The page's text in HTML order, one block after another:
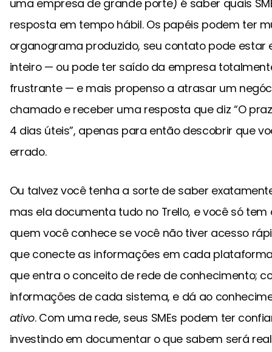
uma empresa de grande porte) é saber quais
resposta em tempo hábil. Os papéis podem ter
organograma produzido, seu contato pode
inteiro — ou pode ter saído da empresa
frustrante — e mais propenso a atrasar um
chamado e receber uma resposta que diz “O
4 dias úteis”, apenas para então descobrir que
errado.
Ou talvez você tenha a sorte de saber
mas ela documenta tudo no Trello, e você só tem
quem você conhece se você não tiver acesso
que conecte as informações em cada
que entra o conceito de rede de conhecimento;
informações de cada sistema, e dá ao
ativo. Com uma rede, seus SMEs podem ter
investindo em documentar o que sabem será